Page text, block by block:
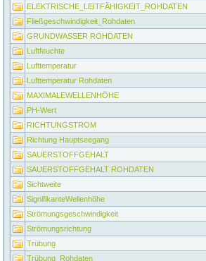
ELEKTRISCHE_LEITFÄHIGKEIT_ROHDATEN
Fließgeschwindigkeit_Rohdaten
GRUNDWASSER ROHDATEN
Luftfeuchte
Lufttemperatur
Lufttemperatur Rohdaten
MAXIMALEWELLENHÖHE
PH-Wert
RICHTUNGSTROM
Richtung Hauptseegang
SAUERSTOFFGEHALT
SAUERSTOFFGEHALT ROHDATEN
Sichtweite
SignifikanteWellenhöhe
Strömungsgeschwindigkeit
Strömungsrichtung
Trübung
Trübung_Rohdaten